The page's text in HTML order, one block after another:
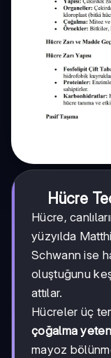
Hücre
Hücre,
yüzyılda
Schwann ise
oluştuğunu
attılar.
Hücreler üç
çoğalma
mayoz